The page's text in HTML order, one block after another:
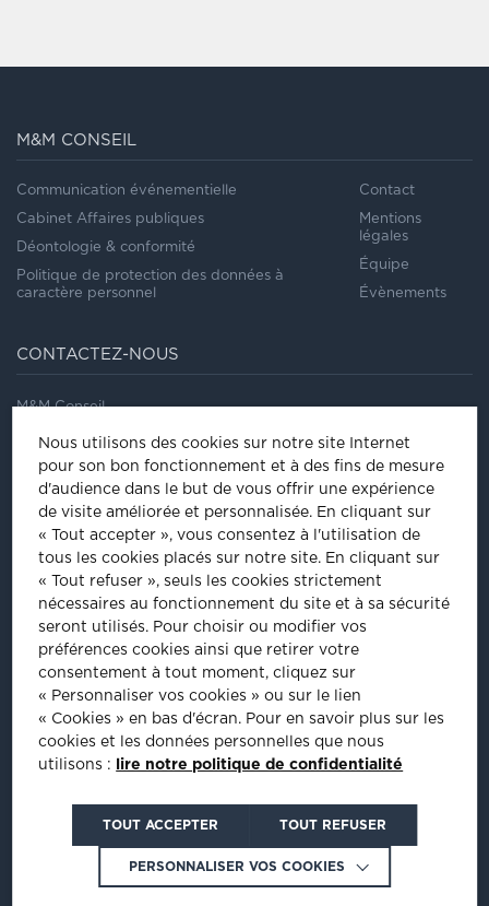
M&M CONSEIL
Communication événementielle
Cabinet Affaires publiques
Déontologie & conformité
Politique de protection des données à
caractère personnel
Contact
Mentions
légales
Équipe
Évènements
CONTACTEZ-NOUS
M&M Conseil
75007 Paris
:01 44 18 64 60
ÊTRE INVITÉ À NOS ÉVÈNEMENTS
Inscrivez-vous pour être informé de nos prochains évènements :
INSCRIPTION
PLUS D'INFORMATIONS
Nous utilisons des cookies sur notre site Internet
pour son bon fonctionnement et à des fins de mesure
d'audience dans le but de vous offrir une expérience
de visite améliorée et personnalisée. En cliquant sur
« Tout accepter », vous consentez à l'utilisation de
tous les cookies placés sur notre site. En cliquant sur
« Tout refuser », seuls les cookies strictement
nécessaires au fonctionnement du site et à sa sécurité
seront utilisés. Pour choisir ou modifier vos
préférences cookies ainsi que retirer votre
consentement à tout moment, cliquez sur
« Personnaliser vos cookies » ou sur le lien
« Cookies » en bas d'écran. Pour en savoir plus sur les
cookies et les données personnelles que nous
utilisons :
lire notre politique de confidentialité
TOUT ACCEPTER TOUT REFUSER
PERSONNALISER VOS COOKIES